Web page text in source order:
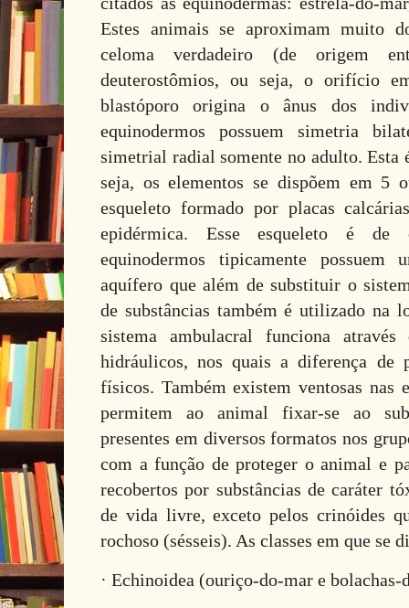
Estes animais se aproximam muito
celoma verdadeiro (de origem
deuterostômios, ou seja, o orifício
blastóporo origina o ânus dos
equinodermos possuem simetria
simetrial radial somente no adulto. Esta
seja, os elementos se dispõem em 5
esqueleto formado por placas
epidérmica. Esse esqueleto é de
equinodermos tipicamente possuem
aquífero que além de substituir o
de substâncias também é utilizado na
sistema ambulacral funciona
hidráulicos, nos quais a diferença de
físicos. Também existem ventosas nas
permitem ao animal fixar-se ao
presentes em diversos formatos nos
com a função de proteger o animal e
recobertos por substâncias de caráter
de vida livre, exceto pelos crinóides
rochoso (sésseis). As classes em que se
· Echinoidea (ouriço-do-mar e bolachas-